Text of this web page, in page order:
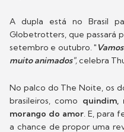
A dupla está no Brasil
Globetrotters, que passará
setembro e outubro."
muito animados",celebra
No palco do The Noite, os
brasileiros, como quindim,
morango do amor. E, para
a chance de propor uma